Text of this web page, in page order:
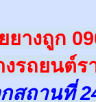
างถูก
รถยนต์ร
สถานที่